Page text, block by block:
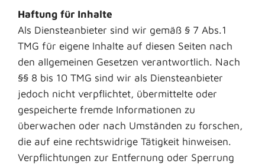
Haftung für Inhalte
Als Diensteanbieter sind wir gemäß § 7 Abs.1
TMG für eigene Inhalte auf diesen Seiten nach
den allgemeinen Gesetzen verantwortlich. Nach
§§ 8 bis 10 TMG sind wir als Diensteanbieter
jedoch nicht verpflichtet, übermittelte oder
gespeicherte fremde Informationen zu
überwachen oder nach Umständen zu forschen,
die auf eine rechtswidrige Tätigkeit hinweisen.
Verpflichtungen zur Entfernung oder Sperrung